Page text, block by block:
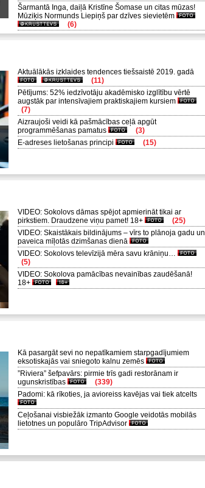
Šarmantā Inga, daiļā Kristīne Šomase un citas mūzas!
Mūziķis Normunds Liepiņš par dzīves sievietēm
(6)
Aktuālākās izklaides tendences tiešsaistē 2019. gadā
(11)
Pētījums: 52% iedzīvotāju akadēmisko izglītību vērtē
augstāk par intensīvajiem praktiskajiem kursiem
(7)
Aizraujoši veidi kā pašmācības ceļā apgūt
programmēšanas pamatus
(3)
E-adreses lietošanas principi
(15)
VIDEO: Sokolovs dāmas spējot apmierināt tikai ar
pirkstiem. Draudzene viņu pamet! 18+
(25)
VIDEO: Skaistākais bildinājums – vīrs to plānoja gadu un
paveica mīļotās dzimšanas dienā
VIDEO: Sokolovs televīzijā mēra savu krāniņu…
(5)
VIDEO: Sokolova pamācības nevainības zaudēšanā!
18+
Kā pasargāt sevi no nepatīkamiem starpgadījumiem
eksotiskajās vai sniegoto kalnu zemēs
”Riviera” šefpavārs: pirmie trīs gadi restorānam ir
ugunskristības
(339)
Padomi: kā rīkoties, ja avioreiss kavējas vai tiek atcelts
Ceļošanai visbiežāk izmanto Google veidotās mobilās
lietotnes un populāro TripAdvisor